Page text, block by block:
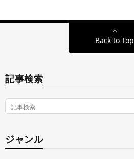
Back to Top
記事検索
ジャンル